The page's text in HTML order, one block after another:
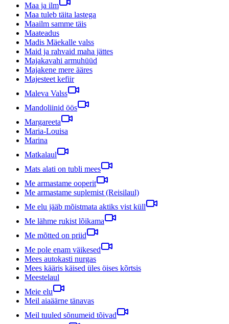
Maa ja ilm
Maa tuleb täita lastega
Maailm samme täis
Maateadus
Madis Mäekalle valss
Maid ja rahvaid maha jättes
Majakavahi armuhüüd
Majakene mere ääres
Majesteet kefiir
Maleva Valss
Mandoliinid öös
Margareeta
Maria-Louisa
Marina
Matkalaul
Mats alati on tubli mees
Me armastame ooperit
Me armastame suplemist (Reisilaul)
Me elu jääb mõistmata aktiks vist küll
Me lähme rukist lõikama
Me mõtted on priid
Me pole enam väikesed
Mees autokasti nurgas
Mees kääris käised üles öises kõrtsis
Meestelaul
Meie elu
Meil aiaäärne tänavas
Meil tuuled sõnumeid tõivad